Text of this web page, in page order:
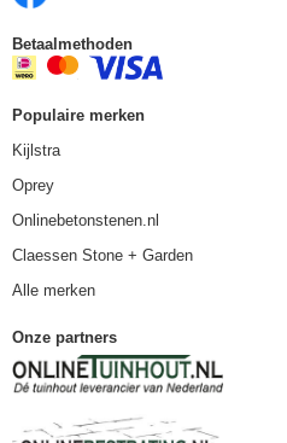
Betaalmethoden
Populaire merken
Kijlstra
Oprey
Onlinebetonstenen.nl
Claessen Stone + Garden
Alle merken
Onze partners